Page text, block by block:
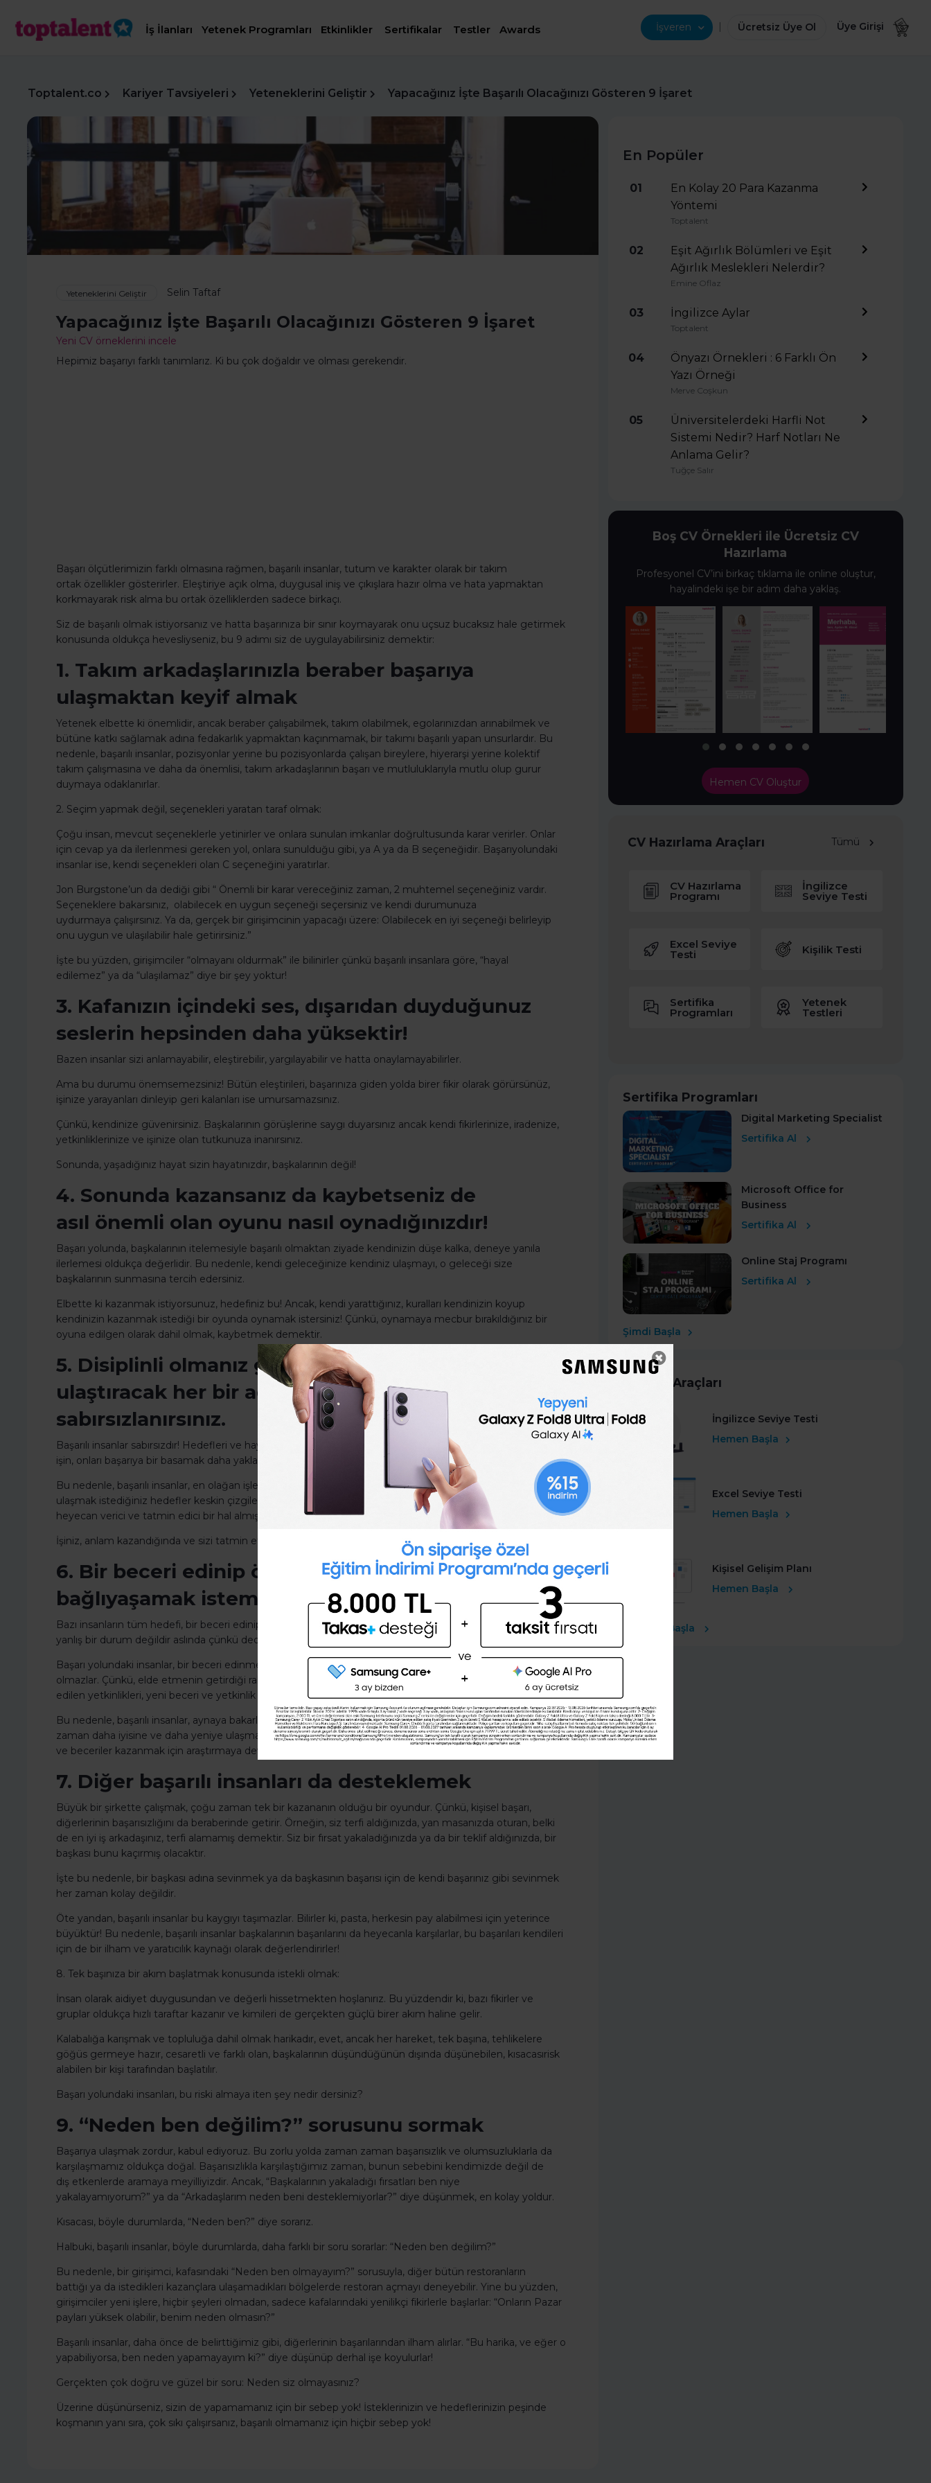
İş İlanları Yetenek Programları Etkinlikler Sertifikalar Testler Awards İşveren | Ücretsiz Üye Ol Üye Girişi
28 günlük kişisel gelişim planını
oluşturmak ister misin ?
Toptalent.co Kariyer Tavsiyeleri Yeteneklerini Geliştir Yapacağınız İşte Başarılı Olacağınızı Gösteren 9 İşaret
Yeteneklerini Geliştir Selin Taftaf
Yapacağınız İşte Başarılı Olacağınızı Gösteren 9 İşaret
Yeni CV örneklerini incele
Hepimiz başarıyı farklı tanımlarız. Ki bu çok doğaldır ve olması gerekendir.
Başarı ölçütlerimizin farklı olmasına rağmen, başarılı insanlar, tutum ve karakter olarak bir takım
ortak özellikler gösterirler. Eleştiriye açık olma, duygusal iniş ve çıkışlara hazır olma ve hata yapmaktan
korkmayarak risk alma bu ortak özelliklerden sadece birkaçı.
Siz de başarılı olmak istiyorsanız ve hatta başarınıza bir sınır koymayarak onu uçsuz bucaksız hale getirmek
konusunda oldukça hevesliyseniz, bu 9 adımı siz de uygulayabilirsiniz demektir:
1. Takım arkadaşlarınızla beraber başarıya
ulaşmaktan keyif almak
Yetenek elbette ki önemlidir, ancak beraber çalışabilmek, takım olabilmek, egolarınızdan arınabilmek ve
bütüne katkı sağlamak adına fedakarlık yapmaktan kaçınmamak, bir takımı başarılı yapan unsurlardır. Bu
nedenle, başarılı insanlar, pozisyonlar yerine bu pozisyonlarda çalışan bireylere, hiyerarşi yerine kolektif
takım çalışmasına ve daha da önemlisi, takım arkadaşlarının başarı ve mutluluklarıyla mutlu olup gurur
duymaya odaklanırlar.
2. Seçim yapmak değil, seçenekleri yaratan taraf olmak:
Çoğu insan, mevcut seçeneklerle yetinirler ve onlara sunulan imkanlar doğrultusunda karar verirler. Onlar
için cevap ya da ilerlenmesi gereken yol, onlara sunulduğu gibi, ya A ya da B seçeneğidir. Başarıyolundaki
insanlar ise, kendi seçenekleri olan C seçeneğini yaratırlar.
Jon Burgstone’un da dediği gibi “ Önemli bir karar vereceğiniz zaman, 2 muhtemel seçeneğiniz vardır.
Seçeneklere bakarsınız, olabilecek en uygun seçeneği seçersiniz ve kendi durumunuza
uydurmaya çalışırsınız. Ya da, gerçek bir girişimcinin yapacağı üzere: Olabilecek en iyi seçeneği belirleyip
onu uygun ve ulaşılabilir hale getirirsiniz.”
İşte bu yüzden, girişimciler “olmayanı oldurmak” ile bilinirler çünkü başarılı insanlara göre, “hayal
edilemez” ya da “ulaşılamaz” diye bir şey yoktur!
3. Kafanızın içindeki ses, dışarıdan duyduğunuz
seslerin hepsinden daha yüksektir!
Bazen insanlar sizi anlamayabilir, eleştirebilir, yargılayabilir ve hatta onaylamayabilirler.
Ama bu durumu önemsemezsiniz! Bütün eleştirileri, başarınıza giden yolda birer fikir olarak görürsünüz,
işinize yarayanları dinleyip geri kalanları ise umursamazsınız.
Çünkü, kendinize güvenirsiniz. Başkalarının görüşlerine saygı duyarsınız ancak kendi fikirlerinize, iradenize,
yetkinliklerinize ve işinize olan tutkunuza inanırsınız.
Sonunda, yaşadığınız hayat sizin hayatınızdır, başkalarının değil!
4. Sonunda kazansanız da kaybetseniz de
asıl önemli olan oyunu nasıl oynadığınızdır!
Başarı yolunda, başkalarının itelemesiyle başarılı olmaktan ziyade kendinizin düşe kalka, deneye yanıla
ilerlemesi oldukça değerlidir. Bu nedenle, kendi geleceğinize kendiniz ulaşmayı, o geleceği size
başkalarının sunmasına tercih edersiniz.
Elbette ki kazanmak istiyorsunuz, hedefiniz bu! Ancak, kendi yarattığınız, kuralları kendinizin koyup
kendinizin kazanmak istediği bir oyunda oynamak istersiniz! Çünkü, oynamaya mecbur bırakıldığınız bir
oyuna edilgen olarak dahil olmak, kaybetmek demektir.
5. Disiplinli olmanız gerekmez çünkü sizi başarıya
ulaştıracak her bir adımı atmak için
sabırsızlanırsınız.
Başarılı insanlar sabırsızdır! Hedefleri ve hayalleri vardır. Gerçekleştirdikleri her adımın ve tamamladıkları her
işin, onları başarıya bir basamak daha yaklaştırdığını bilirler.
Bu nedenle, başarılı insanlar, en olağan işleri yaparken bile keyif alabilirler. Eğer yapmak istediklerinizin ve
ulaşmak istediğiniz hedefler keskin çizgilerle belirliyse, yaptığınız işler artık sadece sıradan iş değildir! İş artık
heyecan verici ve tatmin edici bir hal almıştır!
İşiniz, anlam kazandığında ve sizi tatmin ettiğinde, size yaşam kaynağı olur! Ve bu yüzden de;
6. Bir beceri edinip ömrünüz boyunca bu rutine
bağlıyaşamak istemezsiniz.
Bazı insanların tüm hedefi, bir beceri edinip bir iş bularak hayatları boyunca aynı işte çalışabilmektir. Bu,
yanlış bir durum değildir aslında çünkü dediğimiz gibi, herkesin başarı algısı farklıdır.
Başarı yolundaki insanlar, bir beceri edinmenin getirdiği “gönül rahatlığından” pek de hoşnut
olmazlar. Çünkü, elde etmenin getirdiği rahatlığa kapılmak istemezler. Tam aksine, ulaşılan beceri ve elde
edilen yetkinlikleri, yeni beceri ve yetkinlik elde etmek için tetikleyici güç olarak görürler!
Bu nedenle, başarılı insanlar, aynaya bakarlar ve “Son günlerde kendin için ne yaptın?” sorusunu sorarlar, her
zaman daha iyisine ve daha yeniye ulaşmak istedikleri için durmazlar ve harekete geçerek başka yetkinlik
ve beceriler kazanmak için araştırmaya devam ederler!
7. Diğer başarılı insanları da desteklemek
Büyük bir şirkette çalışmak, çoğu zaman tek bir kazananın olduğu bir oyundur. Çünkü, kişisel başarı,
diğerlerinin başarısızlığını da beraberinde getirir. Örneğin, siz terfi aldığınızda, yan masanızda oturan, belki
de en iyi iş arkadaşınız, terfi alamamış demektir. Siz bir fırsat yakaladığınızda ya da bir teklif aldığınızda, bir
başkası bunu kaçırmış olacaktır.
İşte bu nedenle, bir başkası adına sevinmek ya da başkasının başarısı için de kendi başarınız gibi sevinmek
her zaman kolay değildir.
Öte yandan, başarılı insanlar bu kaygıyı taşımazlar. Bilirler ki, pasta, herkesin pay alabilmesi için yeterince
büyüktür! Bu nedenle, başarılı insanlar başkalarının başarılarını da heyecanla karşılarlar, bu başarıları kendileri
için de bir ilham ve yaratıcılık kaynağı olarak değerlendirirler!
8. Tek başınıza bir akım başlatmak konusunda istekli olmak:
İnsan olarak aidiyet duygusundan ve değerli hissetmekten hoşlanırız. Bu yüzdendir ki, bazı fikirler ve
gruplar oldukça hızlı taraftar kazanır ve kimileri de gerçekten güçlü birer akım haline gelir.
Kalabalığa karışmak ve topluluğa dahil olmak harikadır, evet, ancak her hareket, tek başına, tehlikelere
göğüs germeye hazır, cesaretli ve farklı olan, başkalarının düşündüğünün dışında düşünebilen, kısacasırisk
alabilen bir kişi tarafından başlatılır.
Başarı yolundaki insanları, bu riski almaya iten şey nedir dersiniz?
9. “Neden ben değilim?” sorusunu sormak
Başarıya ulaşmak zordur, kabul ediyoruz. Bu zorlu yolda zaman zaman başarısızlık ve olumsuzluklarla da
karşılaşmamız oldukça doğal. Başarısızlıkla karşılaştığımız zaman, bunun sebebini kendimizde değil de
dış etkenlerde aramaya meyilliyizdir. Ancak, “Başkalarının yakaladığı fırsatları ben niye
yakalayamıyorum?” ya da “Arkadaşlarım neden beni desteklemiyorlar?” diye düşünmek, en kolay yoldur.
Kısacası, böyle durumlarda, “Neden ben?” diye sorarız.
Halbuki, başarılı insanlar, böyle durumlarda, daha farklı bir soru sorarlar: “Neden ben değilim?”
Bu nedenle, bir girişimci, kafasındaki “Neden ben olmayayım?” sorusuyla, diğer bütün restoranların
battığı ya da istedikleri kazançlara ulaşamadıkları bölgelerde restoran açmayı deneyebilir. Yine bu yüzden,
girişimciler yeni işlere, hiçbir şeyleri olmadan, sadece kafalarındaki yenilikçi fikirlerle başlarlar: “Onların Pazar
payları yüksek olabilir, benim neden olmasın?”
Başarılı insanlar, daha önce de belirttiğimiz gibi, diğerlerinin başarılarından ilham alırlar. “Bu harika, ve eğer o
yapabiliyorsa, ben neden yapamayayım ki?” diye düşünüp derhal işe koyulurlar!
Gerçekten çok doğru ve güzel bir soru: Neden siz olmayasınız?
Üzerine düşünürseniz, sizin de yapamamanız için bir sebep yok! İsteklerinizin ve hedeflerinizin peşinde
koşmanın yanı sıra, çok sıkı çalışırsanız, başarılı olmamanız için hiçbir sebep yok!
En Popüler
01
En Kolay 20 Para Kazanma
Yöntemi
Toptalent
02
Eşit Ağırlık Bölümleri ve Eşit
Ağırlık Meslekleri Nelerdir?
Emine Oflaz
03 İngilizce Aylar
Toptalent
04
Önyazı Örnekleri : 6 Farklı Ön
Yazı Örneği
Merve Coşkun
05
Üniversitelerdeki Harfli Not
Sistemi Nedir? Harf Notları Ne
Anlama Gelir?
Tuğçe Salır
Boş CV Örnekleri ile Ücretsiz CV
Hazırlama
Profesyonel CV’ini birkaç tıklama ile online oluştur,
hayalindeki işe bir adım daha yaklaş.
Hemen CV Oluştur
CV Hazırlama Araçları Tümü
CV Hazırlama
Programı
İngilizce
Seviye Testi
Excel Seviye
Testi Kişilik Testi
Sertifika
Programları
Yetenek
Testleri
Sertifika Programları
Digital Marketing Specialist
Sertifika Al
Microsoft Office for
Business
Sertifika Al
Online Staj Programı
Sertifika Al
Şimdi Başla
Kariyer Araçları
İngilizce Seviye Testi
Hemen Başla
Excel Seviye Testi
Hemen Başla
Kişisel Gelişim Planı
Hemen Başla
Ücretsiz Başla